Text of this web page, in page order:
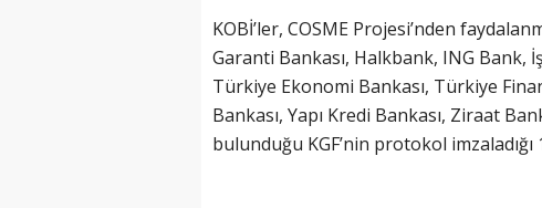
KOBİ’ler, COSME Projesi’nden
Garanti Bankası, Halkbank, ING Bank,
Türkiye Ekonomi Bankası, Türkiye
Bankası, Yapı Kredi Bankası, Ziraat
bulunduğu KGF’nin protokol